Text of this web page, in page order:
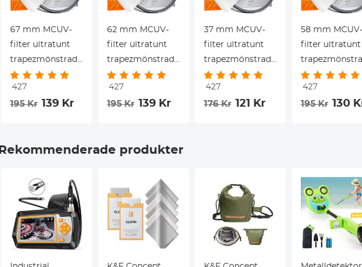
67 mm MCUV-
filter ultratunt
trapezmönstrad
rambeläggning
med
vakuumrengöringsduk
427
195 Kr 139 Kr
62 mm MCUV-
filter ultratunt
trapezmönstrad
rambeläggning
med
vakuumrengöringsduk
427
195 Kr 139 Kr
37 mm MCUV-
filter ultratunt
trapezmönstrad
rambeläggning
med
vakuumrengöringsduk
427
176 Kr 121 Kr
58 mm MCUV-
filter ultratunt
rambeläggning
med
427
195 Kr 130
Rekommenderade produkter